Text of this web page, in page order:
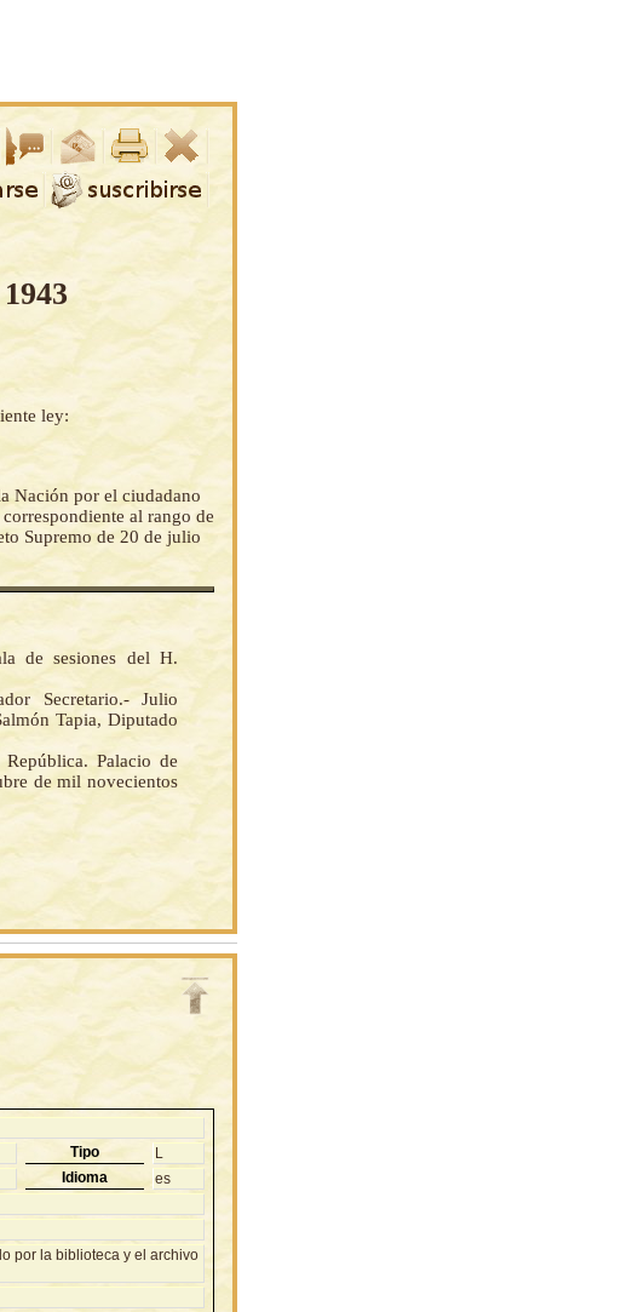
ley:
Nación por el ciudadano
al rango de
Supremo de 20 de julio
de sesiones del H.
Secretario.- Julio
Tapia, Diputado
Palacio de
de mil novecientos
Tipo
L
Idioma
es
por la biblioteca y el archivo